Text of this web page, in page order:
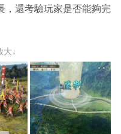
，還考驗玩家是否能夠完
大↓